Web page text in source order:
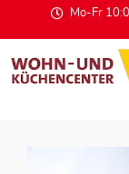
Mo-Fr